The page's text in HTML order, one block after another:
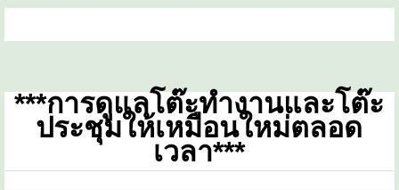
***การดูแลโต๊ะทำงานและโต๊ะ
ประชุมให้เหมือนใหม่ตลอด
เวลา***